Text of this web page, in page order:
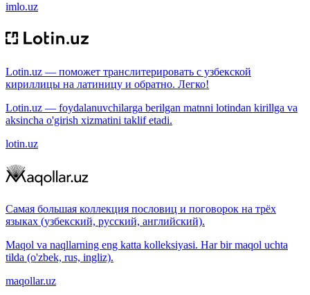
imlo.uz
Lotin.uz — поможет транслитерировать с узбекской
кириллицы на латиницу и обратно. Легко!
Lotin.uz — foydalanuvchilarga berilgan matnni lotindan kirillga va
aksincha o'girish xizmatini taklif etadi.
lotin.uz
Самая большая коллекция пословиц и поговорок на трёх
языках (узбекский, русский, английский).
Maqol va naqllarning eng katta kolleksiyasi. Har bir maqol uchta
tilda (o'zbek, rus, ingliz).
maqollar.uz